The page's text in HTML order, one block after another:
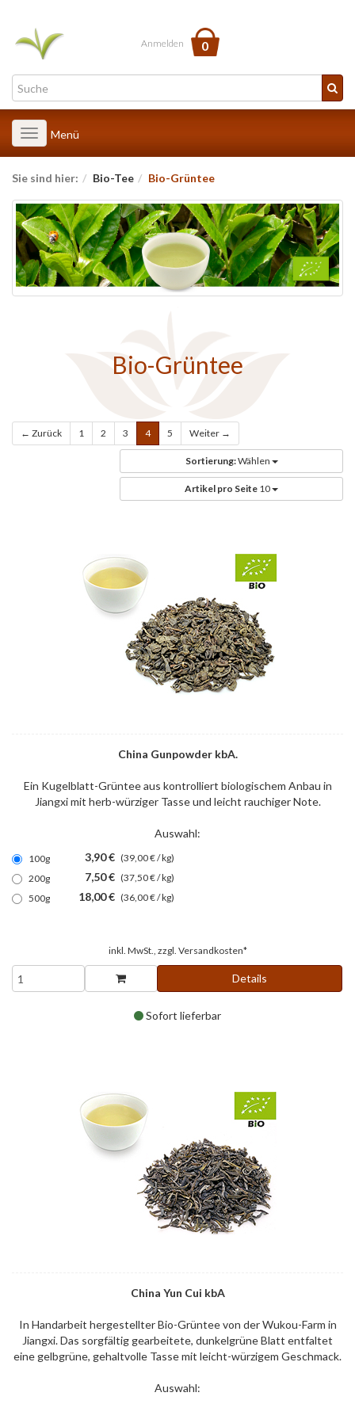
Anmelden 0
Toggle
navigation
Menü
Sie sind hier: Bio-Tee Bio-Grüntee
Bio-Grüntee
← Zurück 1 2 3 4 5 Weiter →
Sortierung:Wählen
Artikel pro Seite 10
China Gunpowder kbA.
Ein Kugelblatt-Grüntee aus kontrolliert biologischem Anbau in
Jiangxi mit herb-würziger Tasse und leicht rauchiger Note.
Auswahl:
100g 3,90 € (39,00 € / kg)
200g
7,50 € (37,50 € / kg)
500g
18,00 € (36,00 € / kg)
inkl. MwSt., zzgl. Versandkosten*
Details
Sofort lieferbar
China Yun Cui kbA
In Handarbeit hergestellter Bio-Grüntee von der Wukou-Farm in
Jiangxi. Das sorgfältig gearbeitete, dunkelgrüne Blatt entfaltet
eine gelbgrüne, gehaltvolle Tasse mit leicht-würzigem Geschmack.
Auswahl: